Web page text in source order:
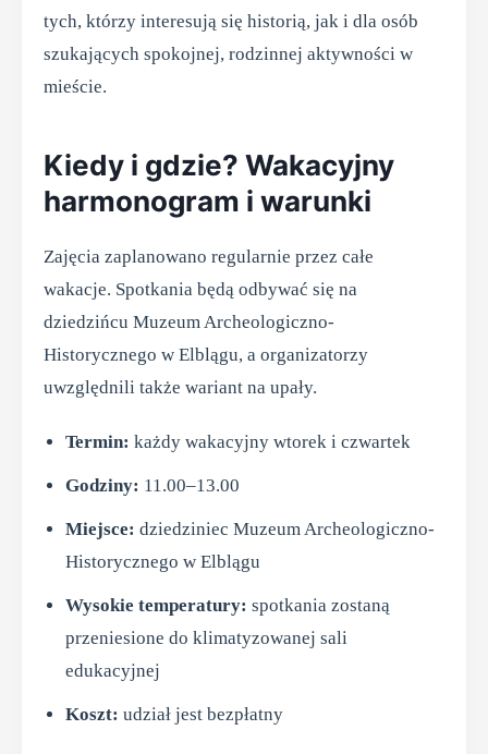
tych, którzy interesują się historią, jak i dla osób
szukających spokojnej, rodzinnej aktywności w
mieście.
Kiedy i gdzie? Wakacyjny
harmonogram i warunki
Zajęcia zaplanowano regularnie przez całe
wakacje. Spotkania będą odbywać się na
dziedzińcu Muzeum Archeologiczno-
Historycznego w Elblągu, a organizatorzy
uwzględnili także wariant na upały.
Termin: każdy wakacyjny wtorek i czwartek
Godziny: 11.00–13.00
Miejsce: dziedziniec Muzeum Archeologiczno-
Historycznego w Elblągu
Wysokie temperatury: spotkania zostaną
przeniesione do klimatyzowanej sali
edukacyjnej
Koszt: udział jest bezpłatny